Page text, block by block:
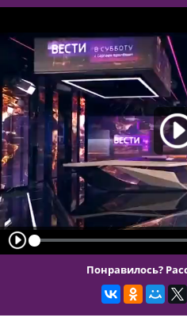
Понравилось?